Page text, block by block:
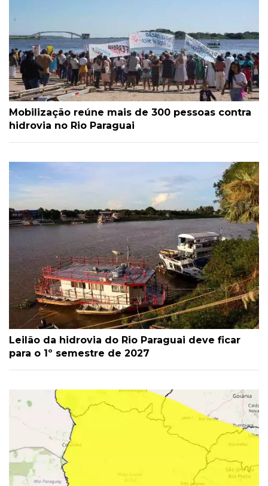
Mobilização reúne mais de 300 pessoas contra
hidrovia no Rio Paraguai
Leilão da hidrovia do Rio Paraguai deve ficar
para o 1º semestre de 2027